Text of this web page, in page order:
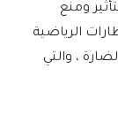
ومنع
الرياضية
، والتي